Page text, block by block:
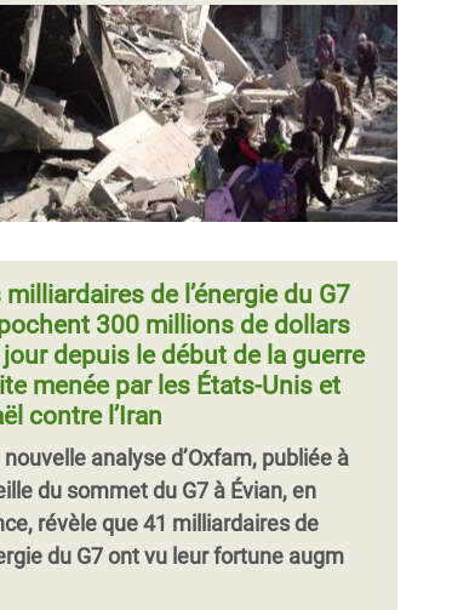
milliardaires de l’énergie du G7
300 millions de dollars
depuis le début de la guerre
menée par les États-Unis et
contre l’Iran
nouvelle analyse d’Oxfam, publiée à
du sommet du G7 à Évian, en
révèle que 41 milliardaires de
du G7 ont vu leur fortune augm